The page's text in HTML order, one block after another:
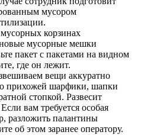
мусором
корзинах
мусорные мешки
пакет с пакетами на видном
где он лежит.
вещи аккуратно
прихожей шарфики, шапки
стопкой. Развесит
вам требуется особая
разложить палантины
об этом заранее оператору.